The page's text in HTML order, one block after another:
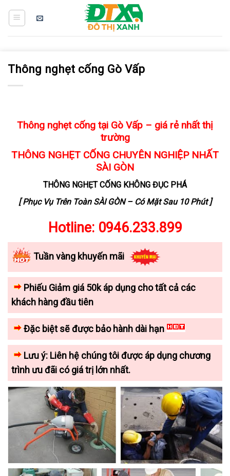
Thông nghẹt cống Gò Vấp
Thông nghẹt cống tại Gò Vấp – giá rẻ nhất thị
trường
THÔNG NGHẸT CỐNG CHUYÊN NGHIỆP NHẤT
SÀI GÒN
THÔNG NGHẸT CỐNG KHÔNG ĐỤC PHÁ
[ Phục Vụ Trên Toàn SÀI GÒN – Có Mặt Sau 10 Phút ]
Hotline: 0946.233.899
Tuần vàng khuyến mãi
Phiếu Giảm giá 50k áp dụng cho tất cả các
khách hàng đầu tiên
Đặc biệt sẽ được bảo hành dài hạn
Lưu ý: Liên hệ chúng tôi được áp dụng chương
trình ưu đãi có giá trị lớn nhất.